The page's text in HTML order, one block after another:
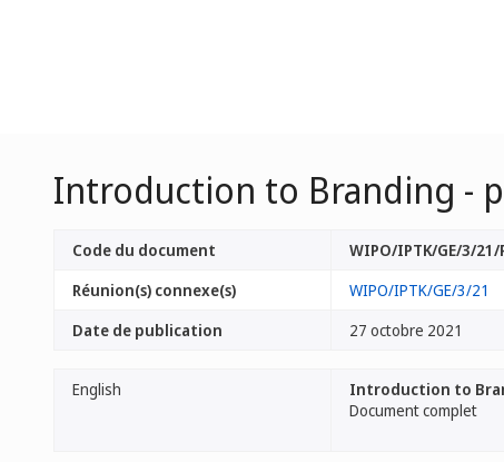
Introduction to Branding -
Code du document
WIPO/IPTK/GE/3/21/
Réunion(s) connexe(s)
WIPO/IPTK/GE/3/21
Date de publication
27 octobre 2021
English
Introduction to
Document complet